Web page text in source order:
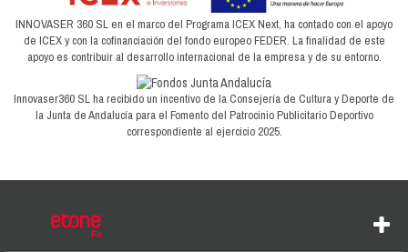
INNOVASER 360 SL en el marco del Programa ICEX Next, ha contado con el apoyo
de ICEX y con la cofinanciación del fondo europeo FEDER. La finalidad de este
apoyo es contribuir al desarrollo internacional de la empresa y de su entorno.
Innovaser360 SL ha recibido un incentivo de la Consejería de Cultura y Deporte de
la Junta de Andalucía para el Fomento del Patrocinio Publicitario Deportivo
correspondiente al ejercicio 2025.